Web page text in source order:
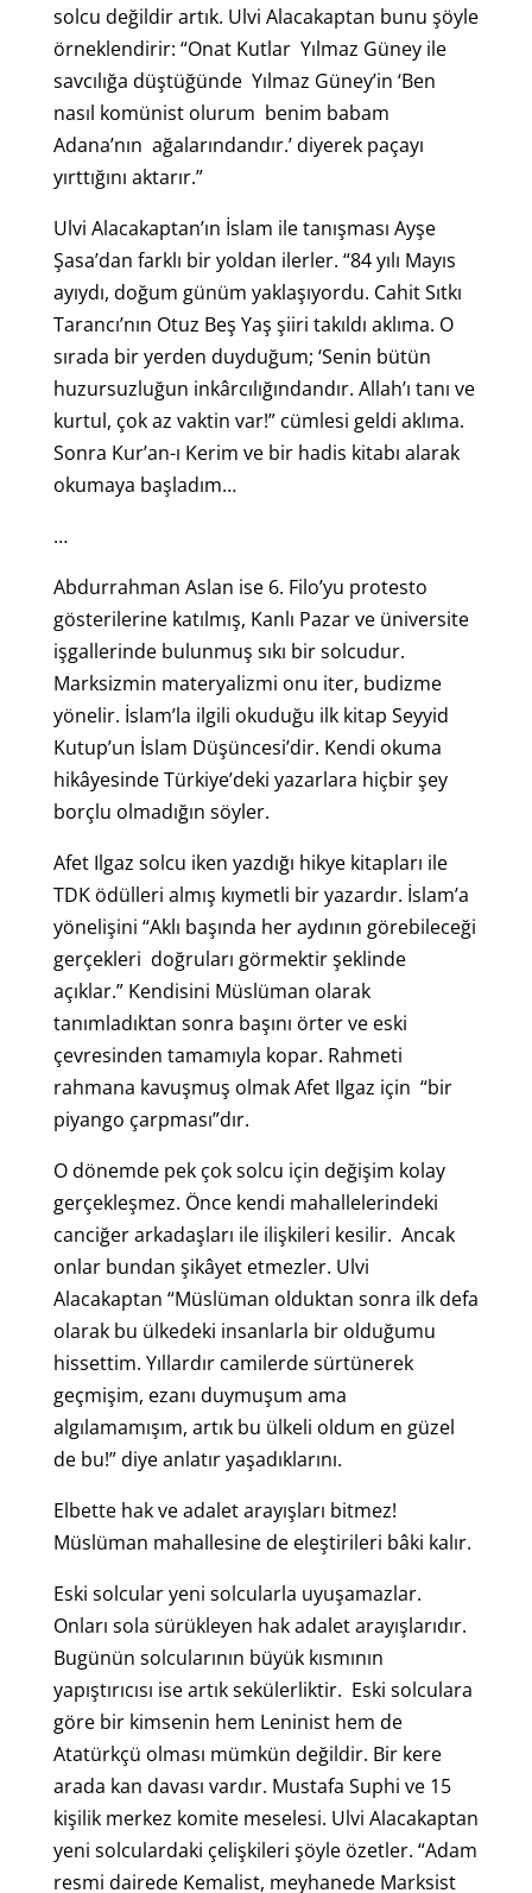
solcu değildir artık. Ulvi Alacakaptan bunu şöyle
örneklendirir: “Onat Kutlar Yılmaz Güney ile
savcılığa düştüğünde Yılmaz Güney’in ‘Ben
nasıl komünist olurum benim babam
Adana’nın ağalarındandır.’ diyerek paçayı
yırttığını aktarır.”
Ulvi Alacakaptan’ın İslam ile tanışması Ayşe
Şasa’dan farklı bir yoldan ilerler. “84 yılı Mayıs
ayıydı, doğum günüm yaklaşıyordu. Cahit Sıtkı
Tarancı’nın Otuz Beş Yaş şiiri takıldı aklıma. O
sırada bir yerden duyduğum; ‘Senin bütün
huzursuzluğun inkârcılığındandır. Allah’ı tanı ve
kurtul, çok az vaktin var!” cümlesi geldi aklıma.
Sonra Kur’an-ı Kerim ve bir hadis kitabı alarak
okumaya başladım…
…
Abdurrahman Aslan ise 6. Filo’yu protesto
gösterilerine katılmış, Kanlı Pazar ve üniversite
işgallerinde bulunmuş sıkı bir solcudur.
Marksizmin materyalizmi onu iter, budizme
yönelir. İslam’la ilgili okuduğu ilk kitap Seyyid
Kutup’un İslam Düşüncesi’dir. Kendi okuma
hikâyesinde Türkiye’deki yazarlara hiçbir şey
borçlu olmadığın söyler.
Afet Ilgaz solcu iken yazdığı hikye kitapları ile
TDK ödülleri almış kıymetli bir yazardır. İslam’a
yönelişini “Aklı başında her aydının görebileceği
gerçekleri doğruları görmektir şeklinde
açıklar.” Kendisini Müslüman olarak
tanımladıktan sonra başını örter ve eski
çevresinden tamamıyla kopar. Rahmeti
rahmana kavuşmuş olmak Afet Ilgaz için “bir
piyango çarpması”dır.
O dönemde pek çok solcu için değişim kolay
gerçekleşmez. Önce kendi mahallelerindeki
canciğer arkadaşları ile ilişkileri kesilir. Ancak
onlar bundan şikâyet etmezler. Ulvi
Alacakaptan “Müslüman olduktan sonra ilk defa
olarak bu ülkedeki insanlarla bir olduğumu
hissettim. Yıllardır camilerde sürtünerek
geçmişim, ezanı duymuşum ama
algılamamışım, artık bu ülkeli oldum en güzel
de bu!” diye anlatır yaşadıklarını.
Elbette hak ve adalet arayışları bitmez!
Müslüman mahallesine de eleştirileri bâki kalır.
Eski solcular yeni solcularla uyuşamazlar.
Onları sola sürükleyen hak adalet arayışlarıdır.
Bugünün solcularının büyük kısmının
yapıştırıcısı ise artık sekülerliktir. Eski solculara
göre bir kimsenin hem Leninist hem de
Atatürkçü olması mümkün değildir. Bir kere
arada kan davası vardır. Mustafa Suphi ve 15
kişilik merkez komite meselesi. Ulvi Alacakaptan
yeni solculardaki çelişkileri şöyle özetler. “Adam
resmi dairede Kemalist, meyhanede Marksist